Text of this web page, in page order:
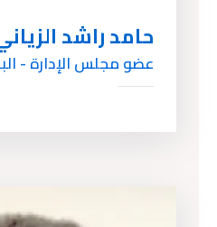
حامد راشد
عضو مجلس الإدارة -